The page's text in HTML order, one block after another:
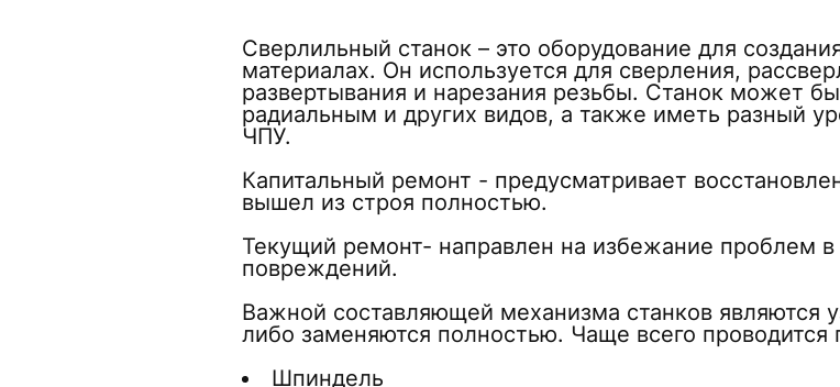
Сверлильный станок – это оборудование для
материалах. Он используется для сверления,
развертывания и нарезания резьбы. Станок может
радиальным и других видов, а также иметь разный
ЧПУ.
Капитальный ремонт - предусматривает
вышел из строя полностью.
Текущий ремонт- направлен на избежание проблем
повреждений.
Важной составляющей механизма станков являются
либо заменяются полностью. Чаще всего
Шпиндель